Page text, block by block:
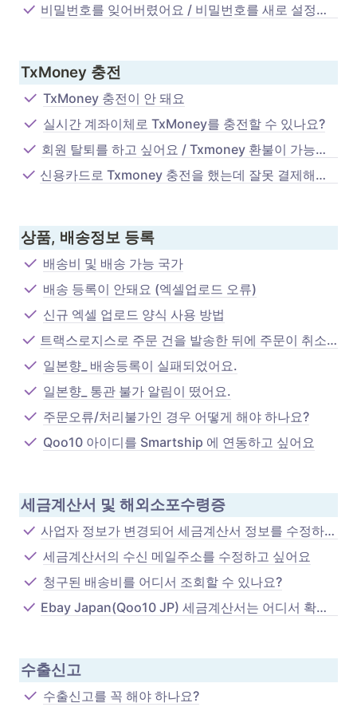
비밀번호를 잊어버렸어요 / 비밀번호를 새로 설정하고 싶어요
TxMoney 충전
TxMoney 충전이 안 돼요
실시간 계좌이체로 TxMoney를 충전할 수 있나요?
회원 탈퇴를 하고 싶어요 / Txmoney 환불이 가능한가요?
신용카드로 Txmoney 충전을 했는데 잘못 결제해서 환불받고 싶어요
상품, 배송정보 등록
배송비 및 배송 가능 국가
배송 등록이 안돼요 (엑셀업로드 오류)
신규 엑셀 업로드 양식 사용 방법
트랙스로지스로 주문 건을 발송한 뒤에 주문이 취소되었어요, 배송 취소 가능한가요?
일본향_ 배송등록이 실패되었어요.
일본향_ 통관 불가 알림이 떴어요.
주문오류/처리불가인 경우 어떻게 해야 하나요?
Qoo10 아이디를 Smartship 에 연동하고 싶어요
세금계산서 및 해외소포수령증
사업자 정보가 변경되어 세금계산서 정보를 수정하고 싶어요
세금계산서의 수신 메일주소를 수정하고 싶어요
청구된 배송비를 어디서 조회할 수 있나요?
Ebay Japan(Qoo10 JP) 세금계산서는 어디서 확인하나요?
수출신고
수출신고를 꼭 해야 하나요?